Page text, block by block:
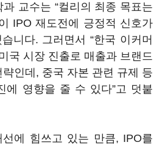
교수는 “컬리의 최종 목표는
IPO 재도전에 긍정적 신호가
니다. 그러면서 “한국 이커머
국 시장 진출로 매출과 브랜드
인데, 중국 자본 관련 규제 등
에 영향을 줄 수 있다”고 덧붙
선에 힘쓰고 있는 만큼, IPO를